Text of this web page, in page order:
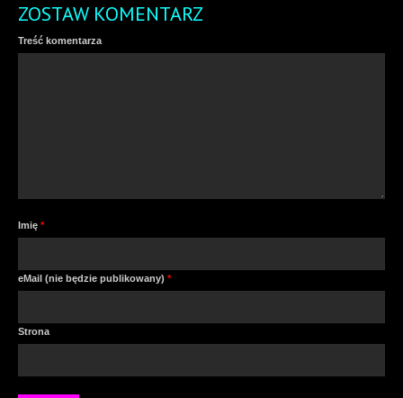
ZOSTAW KOMENTARZ
Treść komentarza
Imię *
eMail (nie będzie publikowany) *
Strona